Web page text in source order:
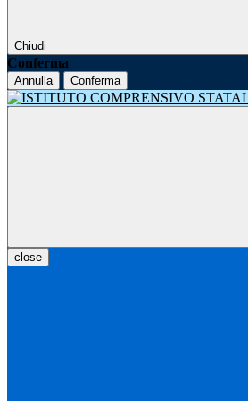
Chiudi
Conferma
Annulla Conferma
close